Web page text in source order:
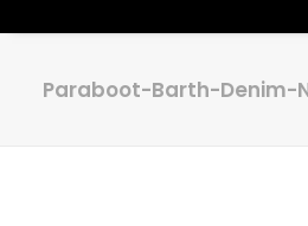
Paraboot-Barth-Denim-